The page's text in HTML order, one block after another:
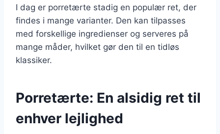
I dag er porretærte stadig en populær ret, der
findes i mange varianter. Den kan tilpasses
med forskellige ingredienser og serveres på
mange måder, hvilket gør den til en tidløs
klassiker.
Porretærte: En alsidig ret til
enhver lejlighed